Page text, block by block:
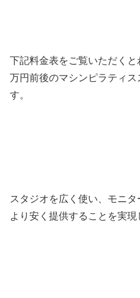
下記料金表をご覧いただく
万円前後のマシンピラティ
す。
スタジオを広く使い、モニ
より安く提供することを実現